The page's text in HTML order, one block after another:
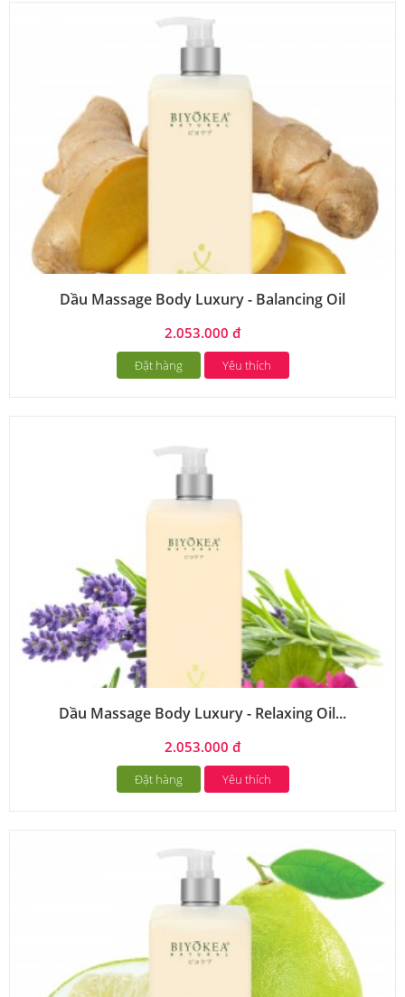
Dầu Massage Body Luxury - Balancing Oil
2.053.000 đ
Đặt hàng Yêu thích
Dầu Massage Body Luxury - Relaxing Oil...
2.053.000 đ
Đặt hàng Yêu thích